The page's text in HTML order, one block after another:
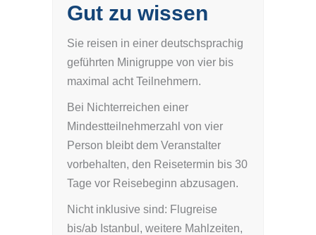
Gut zu wissen
Sie reisen in einer deutschsprachig
geführten Minigruppe von vier bis
maximal acht Teilnehmern.
Bei Nichterreichen einer
Mindestteilnehmerzahl von vier
Person bleibt dem Veranstalter
vorbehalten, den Reisetermin bis 30
Tage vor Reisebeginn abzusagen.
Nicht inklusive sind: Flugreise
bis/ab Istanbul, weitere Mahlzeiten,